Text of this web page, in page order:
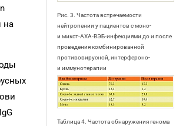
Рис. 3. Частота встречаемости
нейтропении у пациентов с моно-
и микст-АХА-ВЭБ-инфекциями до и после
проведения комбинированной
противовирусной, интерфероно-
и иммунотерапии
Таблица 4. Частота обнаружения генома
на